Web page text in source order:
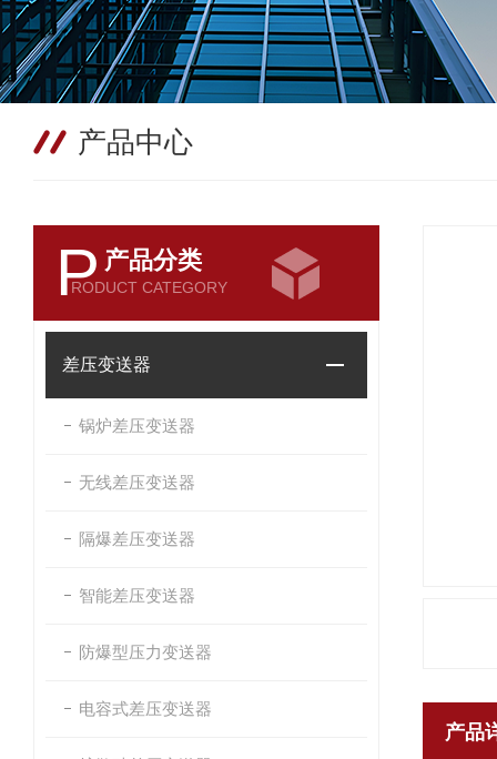
产品中心
P 产品分类
RODUCT CATEGORY
差压变送器
锅炉差压变送器
无线差压变送器
隔爆差压变送器
智能差压变送器
防爆型压力变送器
电容式差压变送器
产品